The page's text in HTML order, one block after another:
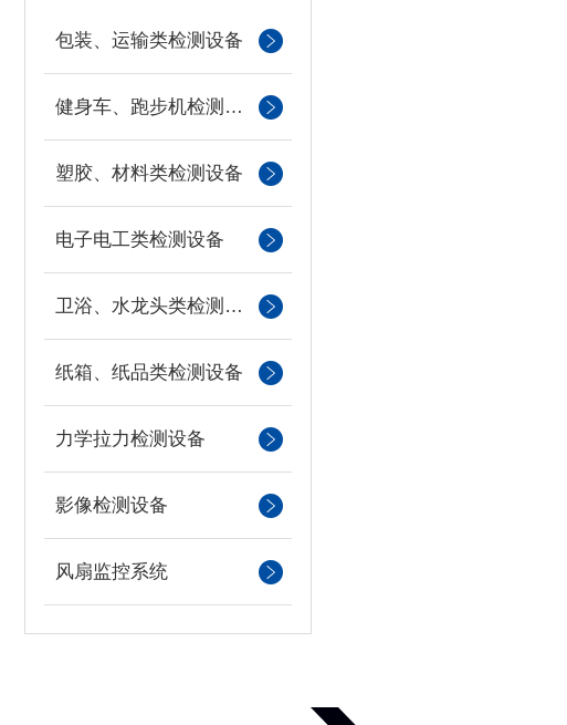
包装、运输类检测设备
健身车、跑步机检测设备
塑胶、材料类检测设备
电子电工类检测设备
卫浴、水龙头类检测设备
纸箱、纸品类检测设备
力学拉力检测设备
影像检测设备
风扇监控系统